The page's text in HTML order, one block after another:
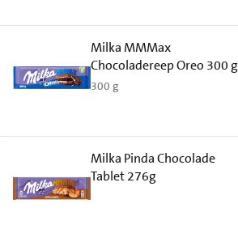
Milka MMMax
Chocoladereep Oreo 300 g
300 g
Milka Pinda Chocolade
Tablet 276g